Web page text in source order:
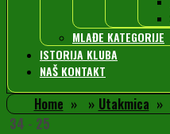
MLAĐE KATEGORIJE
ISTORIJA KLUBA
NAŠ KONTAKT
Home Utakmica
34 - 25